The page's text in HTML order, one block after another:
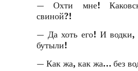
— Охти мне!
свиной?!
— Да хоть его! И водки,
бутыли!
— Как жа, как жа… без